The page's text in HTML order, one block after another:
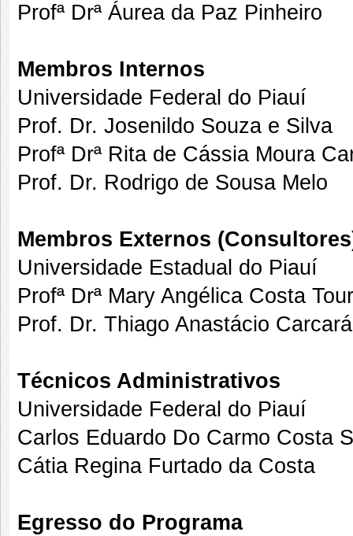
Profª Drª Áurea da Paz Pinheiro
Membros Internos
Universidade Federal do Piauí
Prof. Dr. Josenildo Souza e Silva
Profª Drª Rita de Cássia Moura
Prof. Dr. Rodrigo de Sousa Melo
Membros Externos
Universidade Estadual do Piauí
Profª Drª Mary Angélica Costa
Prof. Dr. Thiago Anastácio Carcará
Técnicos Administrativos
Universidade Federal do Piauí
Carlos Eduardo Do Carmo Costa
Cátia Regina Furtado da Costa
Egresso do Programa